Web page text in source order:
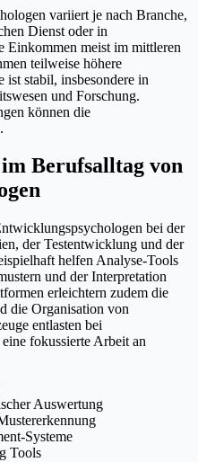
variiert je nach Branche,
Dienst oder in
Einkommen meist im mittleren
teilweise höhere
ist stabil, insbesondere in
und Forschung.
können die
Berufsalltag von
bei der
der Testentwicklung und der
helfen Analyse-Tools
und der Interpretation
erleichtern zudem die
die Organisation von
entlasten bei
fokussierte Arbeit an
Auswertung
Systeme
Tools